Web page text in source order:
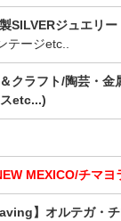
SILVERジュエリー
テージetc..
クラフト/陶芸・
etc...)
MEXICO/チマヨ
】オルテガ・